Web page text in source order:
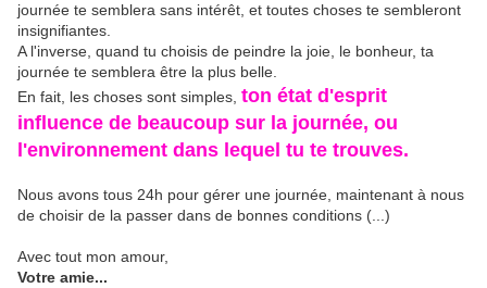
journée te semblera sans intérêt, et toutes choses te sembleront
insignifiantes.
A l'inverse, quand tu choisis de peindre la joie, le bonheur, ta
journée te semblera être la plus belle.
En fait, les choses sont simples, ton état d'esprit
influence de beaucoup sur la journée, ou
l'environnement dans lequel tu te trouves.
Nous avons tous 24h pour gérer une journée, maintenant à nous
de choisir de la passer dans de bonnes conditions (...)
Avec tout mon amour,
Votre amie...